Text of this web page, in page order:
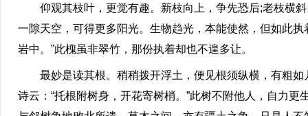
仰观其枝叶，更觉有趣。新枝向上，争先恐后;老枝横斜
一隙天空，可得更多阳光。生物趋光，本能使然，但如此
岩中。”此槐虽非翠竹，那份执着却也不遑多让。
最妙是读其根。稍稍拨开浮土，便见根须纵横，有粗如
诗云：“托根附树身，开花寄树梢。”此树不附他人，自力